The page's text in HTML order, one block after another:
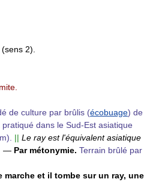
2).
de culture par brûlis (écobuage) de
dans le Sud-Est asiatique
|| Le ray est l'équivalent asiatique
— Par métonymie. Terrain brûlé par
marche et il tombe sur un ray, une